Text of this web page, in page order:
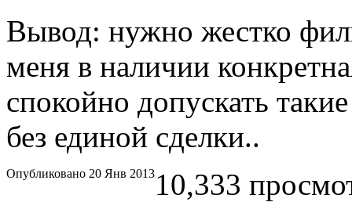
Вывод: нужно жестко
меня в наличии
спокойно допускать
без единой сделки..
Опубликовано 20 Янв 201310,333